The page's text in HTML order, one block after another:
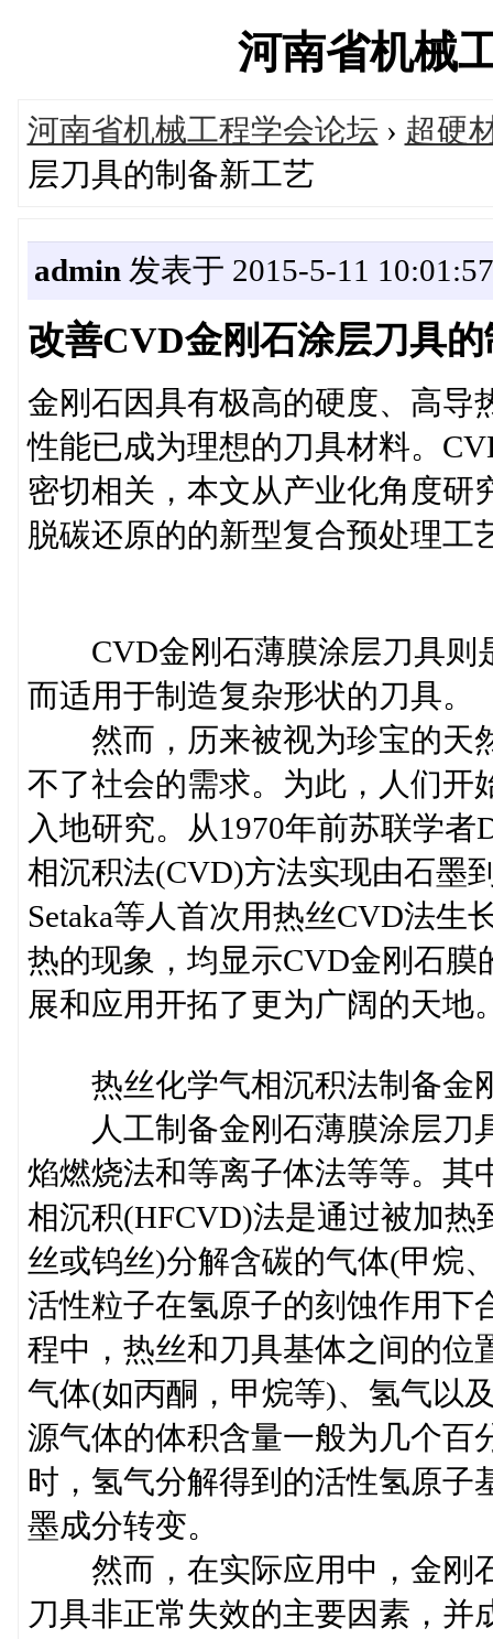
河南省机械
河南省机械工程学会论坛 › 超硬
层刀具的制备新工艺
admin 发表于 2015-5-11 10:01:57
改善CVD金刚石涂层刀具
金刚石因具有极高的硬度、高导
性能已成为理想的刀具材料。
密切相关，本文从产业化角度研
脱碳还原的的新型复合预处理工
CVD金刚石薄膜涂层刀具则
而适用于制造复杂形状的刀具。
然而，历来被视为珍宝的天
不了社会的需求。为此，人们开
入地研究。从1970年前苏联学
相沉积法(CVD)方法实现由石墨
Setaka等人首次用热丝CVD法
热的现象，均显示CVD金刚石
展和应用开拓了更为广阔的天地
热丝化学气相沉积法制备金
人工制备金刚石薄膜涂层刀
焰燃烧法和等离子体法等等。其
相沉积(HFCVD)法是通过被加
丝或钨丝)分解含碳的气体(甲烷
活性粒子在氢原子的刻蚀作用下
程中，热丝和刀具基体之间的位
气体(如丙酮，甲烷等)、氢气以
源气体的体积含量一般为几个百
时，氢气分解得到的活性氢原子
墨成分转变。
然而，在实际应用中，金刚
刀具非正常失效的主要因素，并